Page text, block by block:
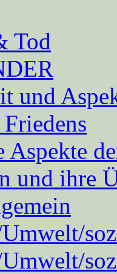
Tod
und
Aspekte
und ihre